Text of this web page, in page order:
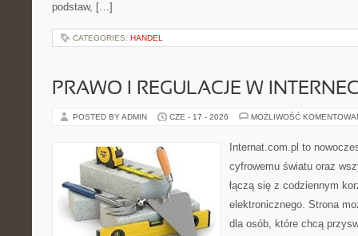
podstaw, […]
CATEGORIES: HANDEL
PRAWO I REGULACJE W
POSTED BY ADMIN CZE - 17 - 2026 MOŻLIWOŚĆ
Internat.com.pl to
cyfrowemu światu oraz
łączą się z codziennym
elektronicznego. Strona
dla osób, które chcą